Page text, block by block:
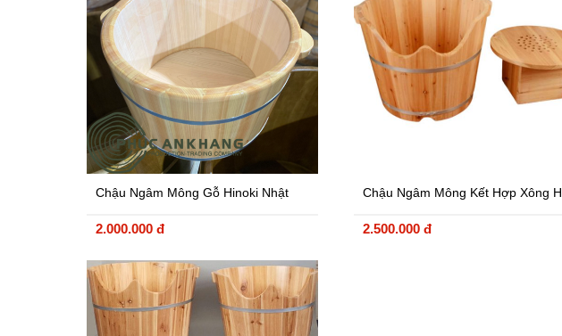
Chậu Ngâm Mông Gỗ Hinoki Nhật
2.000.000 đ
Chậu Ngâm Mông Kết Hợp Xông
2.500.000 đ